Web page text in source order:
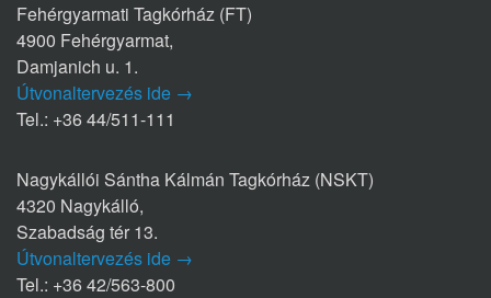
Fehérgyarmati Tagkórház (FT)
4900 Fehérgyarmat,
Damjanich u. 1.
Útvonaltervezés ide →
Tel.: +36 44/511-111
Nagykállói Sántha Kálmán Tagkórház (NSKT)
4320 Nagykálló,
Szabadság tér 13.
Útvonaltervezés ide →
Tel.: +36 42/563-800